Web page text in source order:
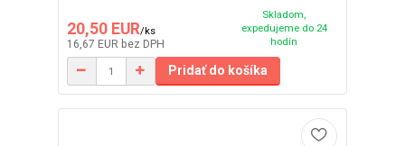
20,50 EUR/ks
16,67 EUR bez DPH
Skladom,
expedujeme do 24
hodín
Pridať do košíka